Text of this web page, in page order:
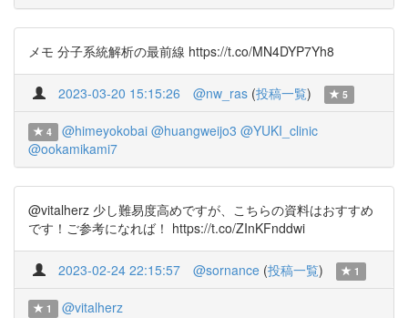
メモ 分子系統解析の最前線 https://t.co/MN4DYP7Yh8
2023-03-20 15:15:26 @nw_ras (投稿一覧) 5
4 @himeyokobai @huangweijo3 @YUKI_clinic
@ookamikami7
@vitalherz 少し難易度高めですが、こちらの資料はおすすめ
です！ご参考になれば！ https://t.co/ZInKFnddwi
2023-02-24 22:15:57 @sornance (投稿一覧) 1
1 @vitalherz